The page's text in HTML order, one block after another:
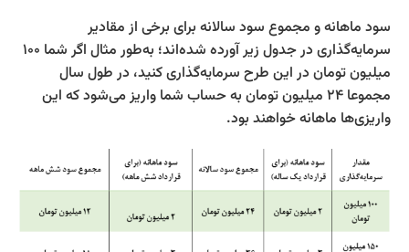
سود ماهانه و مجموع سود سالانه برای برخی از مقادیر
سرمایه‌گذاری در جدول زیر آورده شده‌اند؛ به‌طور مثال اگر شما 100
میلیون تومان در این طرح سرمایه‌گذاری کنید، در طول سال
مجموعا 24 میلیون تومان به حساب شما واریز می‌شود که این
واریزی‌ها ماهانه خواهند بود.